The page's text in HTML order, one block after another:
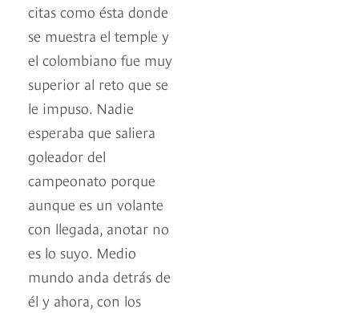
citas como ésta donde
se muestra el temple y
el colombiano fue muy
superior al reto que se
le impuso. Nadie
esperaba que saliera
goleador del
campeonato porque
aunque es un volante
con llegada, anotar no
es lo suyo. Medio
mundo anda detrás de
él y ahora, con los